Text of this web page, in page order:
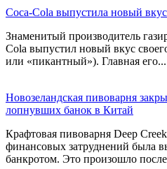
Coca-Cola выпустила новый
Знаменитый производитель
Cola выпустил новый вкус
или «пикантный»). Главная его...
Новозеландская пивоварня
лопнувших банок в Китай
Крафтовая пивоварня Deep
финансовых затруднений была
банкротом. Это произошло